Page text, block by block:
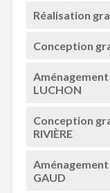
Réalisation
Conception
Aménagement
LUCHON
Conception
RIVIÈRE
Aménagement
GAUD